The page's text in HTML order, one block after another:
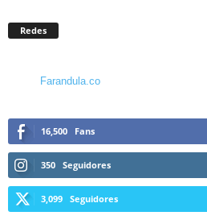
Redes
Farandula.co
16,500 Fans
350 Seguidores
3,099 Seguidores